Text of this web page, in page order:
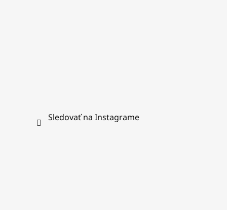
Sledovať na Instagrame